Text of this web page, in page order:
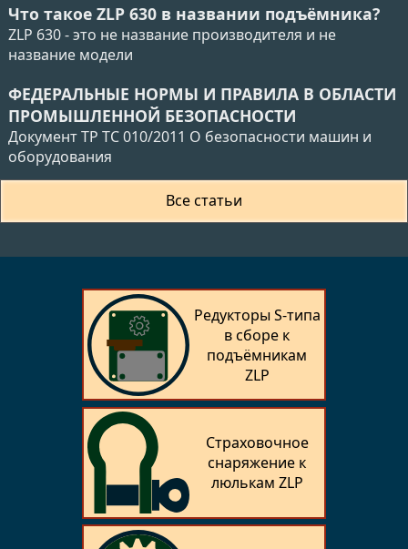
Что такое ZLP 630 в названии подъёмника?
ZLP 630 - это не название производителя и не
название модели
ФЕДЕРАЛЬНЫЕ НОРМЫ И ПРАВИЛА В ОБЛАСТИ
ПРОМЫШЛЕННОЙ БЕЗОПАСНОСТИ
Документ ТР ТС 010/2011 О безопасности машин и
оборудования
Все статьи
Редукторы S-типа
в сборе к
подъёмникам
ZLP
Страховочное
снаряжение к
люлькам ZLP